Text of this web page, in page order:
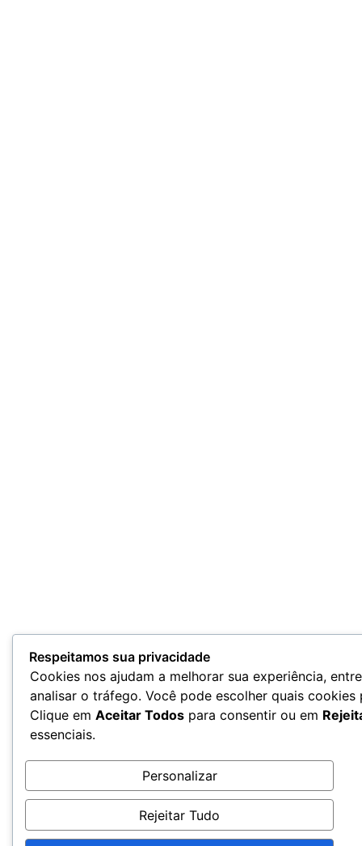
Respeitamos sua privacidade
Cookies nos ajudam a melhorar sua experiência,
analisar o tráfego. Você pode escolher quais
Clique em Aceitar Todos para consentir ou em
essenciais.
Personalizar
Rejeitar Tudo